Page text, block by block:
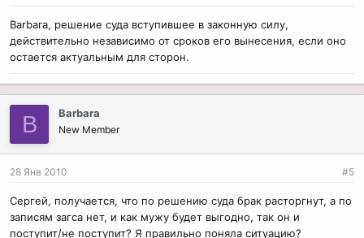
Barbara, решение суда вступившее в законную силу,
действительно независимо от сроков его вынесения, если оно
остается актуальным для сторон.
B Barbara
New Member
28 Янв 2010 #5
Сергей, получается, что по решению суда брак расторгнут, а по
записям загса нет, и как мужу будет выгодно, так он и
поступит/не поступит? Я правильно поняла ситуацию?